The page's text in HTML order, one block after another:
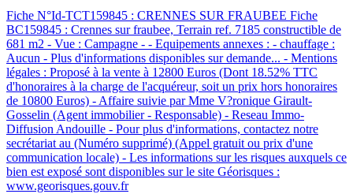
Fiche N°Id-TCT159845 : CRENNES SUR FRAUBEE Fiche
BC159845 : Crennes sur fraubee, Terrain ref. 7185 constructible de
681 m2 - Vue : Campagne - - Equipements annexes : - chauffage :
Aucun - Plus d'informations disponibles sur demande... - Mentions
légales : Proposé à la vente à 12800 Euros (Dont 18.52% TTC
d'honoraires à la charge de l'acquéreur, soit un prix hors honoraires
de 10800 Euros) - Affaire suivie par Mme V?ronique Girault-
Gosselin (Agent immobilier - Responsable) - Reseau Immo-
Diffusion Andouille - Pour plus d'informations, contactez notre
secrétariat au (Numéro supprimé) (Appel gratuit ou prix d'une
communication locale) - Les informations sur les risques auxquels ce
bien est exposé sont disponibles sur le site Géorisques :
www.georisques.gouv.fr